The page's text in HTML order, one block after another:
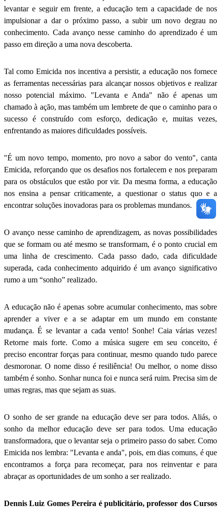
levantar e seguir em frente, a educação tem a capacidade de nos
impulsionar a dar o próximo passo, a subir um novo degrau no
conhecimento. Cada avanço nesse caminho do aprendizado é um
passo em direção a uma nova descoberta.
Tal como Emicida nos incentiva a persistir, a educação nos fornece
as ferramentas necessárias para alcançar nossos objetivos e realizar
nosso potencial máximo. "Levanta e Anda" não é apenas um
chamado à ação, mas também um lembrete de que o caminho para o
sucesso é construído com esforço, dedicação e, muitas vezes,
enfrentando as maiores dificuldades possíveis.
"É um novo tempo, momento, pro novo a sabor do vento", canta
Emicida, reforçando que os desafios nos fortalecem e nos preparam
para os obstáculos que estão por vir. Da mesma forma, a educação
nos ensina a pensar criticamente, a questionar o status quo e a
encontrar soluções inovadoras para os problemas mundanos.
O avanço nesse caminho de aprendizagem, as novas possibilidades
que se formam ou até mesmo se transformam, é o ponto crucial em
uma linha de crescimento. Cada passo dado, cada dificuldade
superada, cada conhecimento adquirido é um avanço significativo
rumo a um “sonho” realizado.
A educação não é apenas sobre acumular conhecimento, mas sobre
aprender a viver e a se adaptar em um mundo em constante
mudança. É se levantar a cada vento! Sonhe! Caia várias vezes!
Retorne mais forte. Como a música sugere em seu conceito, é
preciso encontrar forças para continuar, mesmo quando tudo parece
desmoronar. O nome disso é resiliência! Ou melhor, o nome disso
também é sonho. Sonhar nunca foi e nunca será ruim. Precisa sim de
umas regras, mas que sejam as suas.
O sonho de ser grande na educação deve ser para todos. Aliás, o
sonho da melhor educação deve ser para todos. Uma educação
transformadora, que o levantar seja o primeiro passo do saber. Como
Emicida nos lembra: "Levanta e anda", pois, em dias comuns, é que
encontramos a força para recomeçar, para nos reinventar e para
abraçar as oportunidades de um sonho a ser realizado.
Dennis Luiz Gomes Pereira é publicitário, professor dos Cursos